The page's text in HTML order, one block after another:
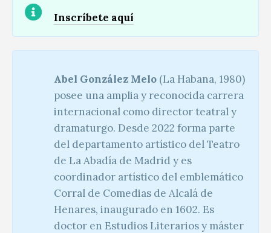
Inscríbete aquí
Abel González Melo (La Habana, 1980)
posee una amplia y reconocida carrera
internacional como director teatral y
dramaturgo. Desde 2022 forma parte
del departamento artístico del Teatro
de La Abadía de Madrid y es
coordinador artístico del emblemático
Corral de Comedias de Alcalá de
Henares, inaugurado en 1602. Es
doctor en Estudios Literarios y máster